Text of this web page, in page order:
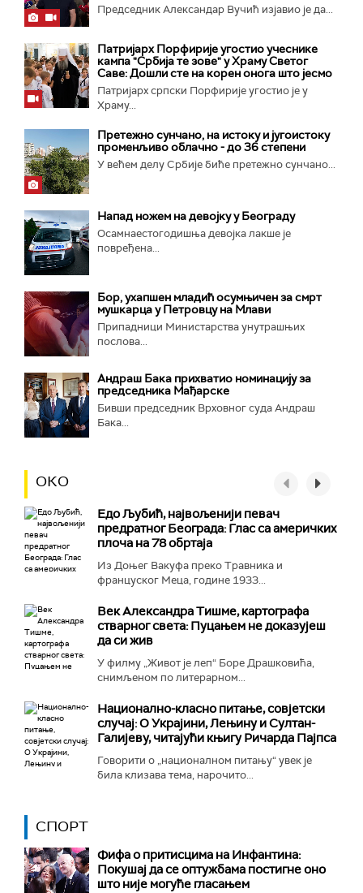
Председник Александар Вучић изјавио је да...
Патријарх Порфирије угостио учеснике
кампа "Србија те зове" у Храму Светог
Саве: Дошли сте на корен онога што јесмо
Патријарх српски Порфирије угостио је у
Храму...
Претежно сунчано, на истоку и југоистоку
променљиво облачно - до 36 степени
У већем делу Србије биће претежно сунчано...
Напад ножем на девојку у Београду
Осамнаестогодишња девојка лакше је
повређена...
Бор, ухапшен младић осумњичен за смрт
мушкарца у Петровцу на Млави
Припадници Министарства унутрашњих
послова...
Андраш Бака прихватио номинацију за
председника Мађарске
Бивши председник Врховног суда Андраш
Бака...
ОКО
Едо Љубић, највољенији певач
предратног Београда: Глас са америчких
плоча на 78 обртаја
Из Доњег Вакуфа преко Травника и
француског Меца, године 1933...
Век Александра Тишме, картографа
стварног света: Пуцањем не доказујеш
да си жив
У филму „Живот је леп“ Боре Драшковића,
снимљеном по литерарном...
Национално-класнo питање, совјетски
случај: О Украјини, Лењину и Султан-
Галијеву, читајући књигу Ричарда Пајпса
Говорити о „националном питању“ увек је
била клизава тема, нарочито...
СПОРТ
Фифа о притисцима на Инфантина:
Покушај да се оптужбама постигне оно
што није могуће гласањем